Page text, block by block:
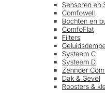
Sensoren en
Comfowell
Bochten en
ComfoFlat
Filters
Systeem C
Systeem D
Zehnder
Dak & Gevel
Roosters &